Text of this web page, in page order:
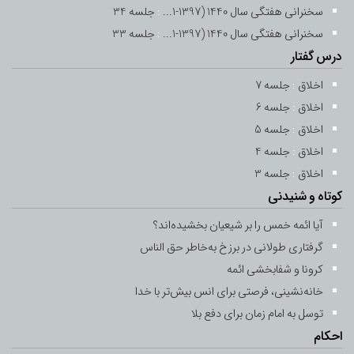
سخنرانی هفتگی سال 1440 (1397-1...
: جلسه 34
سخنرانی هفتگی سال 1440 (1397-1...
: جلسه 33
درس گفتار
اخلاق : جلسه 7
اخلاق : جلسه 6
اخلاق : جلسه 5
اخلاق : جلسه 4
اخلاق : جلسه 3
کوتاه و شنیدنی
آیا ائمه خمس را بر شیعیان بخشیده‌اند؟
گرفتاری طولانی در برزخ به‌خاطر حق ‌الناس
کرونا و شفابخشی ائمه
خانه‌نشینی، فرصتی برای انس بیش‌تر با خدا
توسل به امام زمان برای دفع بلا
احکام